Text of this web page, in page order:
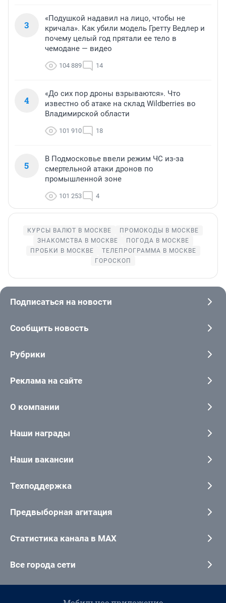
3
«Подушкой надавил на лицо, чтобы не
кричала». Как убили модель Гретту Ведлер и
почему целый год прятали ее тело в
чемодане — видео
104 889 14
4
«До сих пор дроны взрываются». Что
известно об атаке на склад Wildberries во
Владимирской области
101 910 18
5
В Подмосковье ввели режим ЧС из-за
смертельной атаки дронов по
промышленной зоне
101 253 4
КУРСЫ ВАЛЮТ В МОСКВЕ
ПРОМОКОДЫ В МОСКВЕ
ЗНАКОМСТВА В МОСКВЕ
ПОГОДА В МОСКВЕ
ПРОБКИ В МОСКВЕ
ТЕЛЕПРОГРАММА В МОСКВЕ
ГОРОСКОП
Подписаться на новости
Сообщить новость
Рубрики
Реклама на сайте
О компании
Наши награды
Наши вакансии
Техподдержка
Предвыборная агитация
Статистика канала в MAX
Все города сети